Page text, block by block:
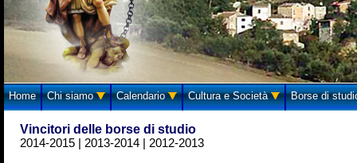
Home Chi siamo Calendario Cultura e Società Borse di
Vincitori delle borse di studio
2014-2015 2013-2014 2012-2013